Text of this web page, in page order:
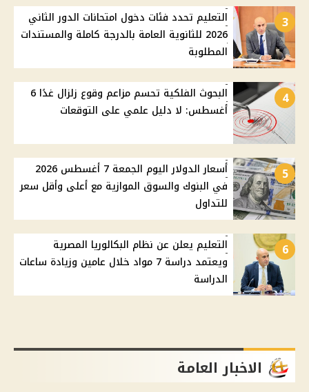
3
التعليم تحدد فئات دخول امتحانات الدور الثاني
2026 للثانوية العامة بالدرجة كاملة والمستندات
المطلوبة
4
البحوث الفلكية تحسم مزاعم وقوع زلزال غدًا 6
أغسطس: لا دليل علمي على التوقعات
5
أسعار الدولار اليوم الجمعة 7 أغسطس 2026
في البنوك والسوق الموازية مع أعلى وأقل سعر
للتداول
6
التعليم يعلن عن نظام البكالوريا المصرية
ويعتمد دراسة 7 مواد خلال عامين وزيادة ساعات
الدراسة
الاخبار العامة